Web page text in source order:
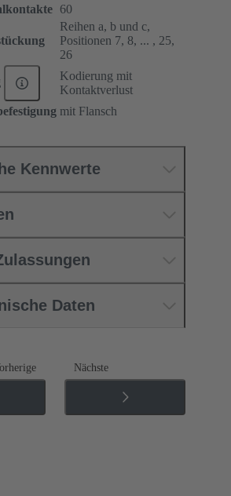
60
Reihen a, b und c,
Positionen 7, 8, ... , 25,
26
Kodierung mit
Kontaktverlust
mit Flansch
Kennwerte
Daten
Nächste